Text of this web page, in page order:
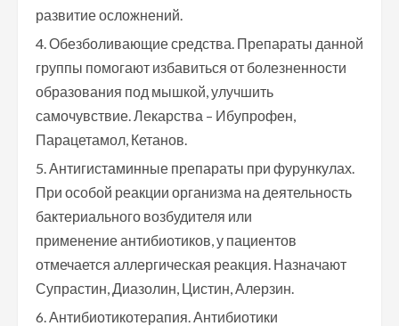
развитие осложнений.
Обезболивающие средства. Препараты данной
группы помогают избавиться от болезненности
образования под мышкой, улучшить
самочувствие. Лекарства – Ибупрофен,
Парацетамол, Кетанов.
Антигистаминные препараты при фурункулах.
При особой реакции организма на деятельность
бактериального возбудителя или
применение антибиотиков, у пациентов
отмечается аллергическая реакция. Назначают
Супрастин, Диазолин, Цистин, Алерзин.
Антибиотикотерапия. Антибиотики